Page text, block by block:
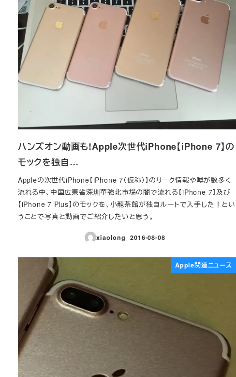
ハンズオン動画も!Apple次世代iPhone【iPhone 7】の
モックを独自…
Appleの次世代iPhone【iPhone 7（仮称）】のリーク情報や噂が数多く
流れる中、中国広東省深圳華強北市場の闇で流れる【iPhone 7】及び
【iPhone 7 Plus】のモックを、小龍茶館が独自ルートで入手した！とい
うことで写真と動画でご紹介したいと思う。
xiaolong
投稿日
2016-08-08
Apple関連ニュース